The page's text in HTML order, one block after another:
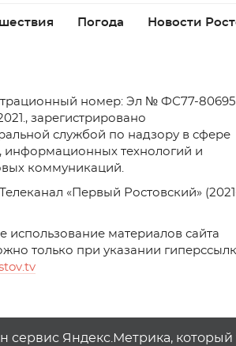
Погода Новости
номер: Эл № ФС77-80695
зарегистрировано
службой по надзору в сфере
информационных технологий и
коммуникаций.
«Первый Ростовский»
использование материалов сайта
только при указании
.tv
сервис Яндекс.Метрика,